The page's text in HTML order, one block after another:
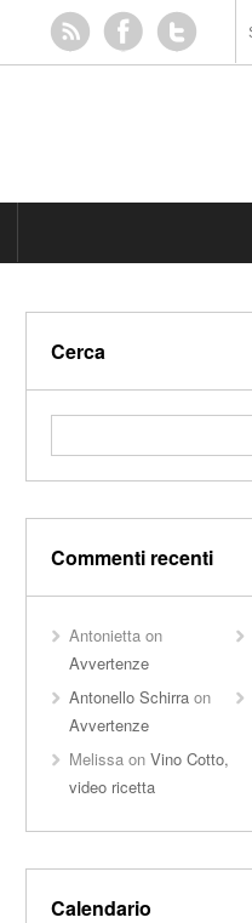
Cerca
Commenti recenti
Antoniettaon
Avvertenze
Antonello Schirraon
Avvertenze
Melissaon Vino Cotto,
video ricetta
Calendario